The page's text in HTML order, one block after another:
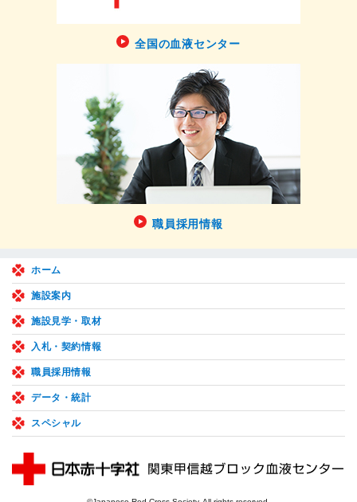
全国の血液センター
職員採用情報
ホーム
施設案内
施設見学・取材
入札・契約情報
職員採用情報
データ・統計
スペシャル